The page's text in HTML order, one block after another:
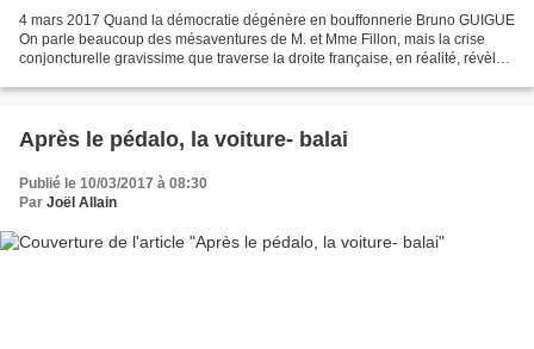
4 mars 2017 Quand la démocratie dégénère en bouffonnerie Bruno GUIGUE
On parle beaucoup des mésaventures de M. et Mme Fillon, mais la crise
conjoncturelle gravissime que traverse la droite française, en réalité, révèle
Après le pédalo, la voiture- balai
Publié le 10/03/2017 à 08:30
Par Joël Allain